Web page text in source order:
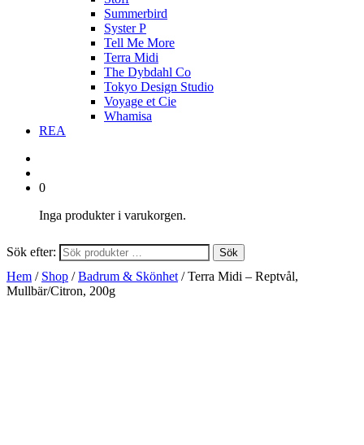
Summerbird
Syster P
Tell Me More
Terra Midi
The Dybdahl Co
Tokyo Design Studio
Voyage et Cie
Whamisa
REA
0
Inga produkter i varukorgen.
Sök efter: Sök
Hem / Shop /Badrum & Skönhet / Terra Midi – Reptvål,
Mullbär/Citron, 200g